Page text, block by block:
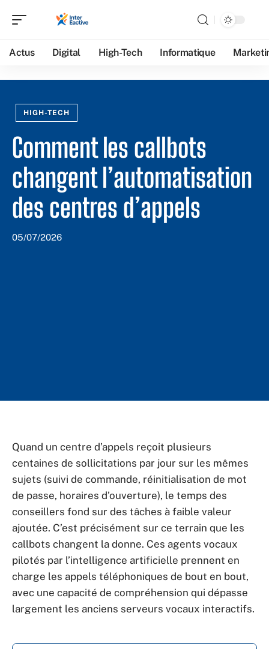
Actus Digital High-Tech Informatique
HIGH-TECH
Comment les callbots
changent l’automatisation
des centres d’appels
05/07/2026
Quand un centre d’appels reçoit plusieurs
centaines de sollicitations par jour sur les mêmes
sujets (suivi de commande, réinitialisation de mot
de passe, horaires d’ouverture), le temps des
conseillers fond sur des tâches à faible valeur
ajoutée. C’est précisément sur ce terrain que les
callbots changent la donne. Ces agents vocaux
pilotés par l’intelligence artificielle prennent en
charge les appels téléphoniques de bout en bout,
avec une capacité de compréhension qui dépasse
largement les anciens serveurs vocaux interactifs.